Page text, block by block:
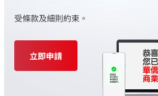
受條款及細則約束。
立即申請